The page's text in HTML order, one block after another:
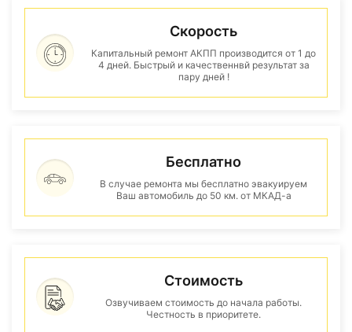
Скорость
Капитальный ремонт АКПП производится от 1 до
4 дней. Быстрый и качественнвй результат за
пару дней !
Бесплатно
В случае ремонта мы бесплатно эвакуируем
Ваш автомобиль до 50 км. от МКАД-а
Стоимость
Озвучиваем стоимость до начала работы.
Честность в приоритете.